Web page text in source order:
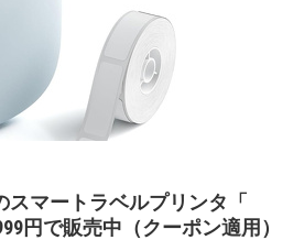
スマートラベルプリンタ「
円で販売中（クーポン適用）